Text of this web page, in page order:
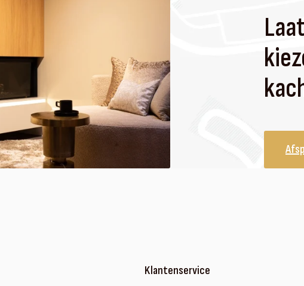
Klantenservice